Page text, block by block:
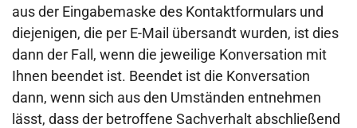
aus der Eingabemaske des Kontaktformulars und
diejenigen, die per E-Mail übersandt wurden, ist dies
dann der Fall, wenn die jeweilige Konversation mit
Ihnen beendet ist. Beendet ist die Konversation
dann, wenn sich aus den Umständen entnehmen
lässt, dass der betroffene Sachverhalt abschließend